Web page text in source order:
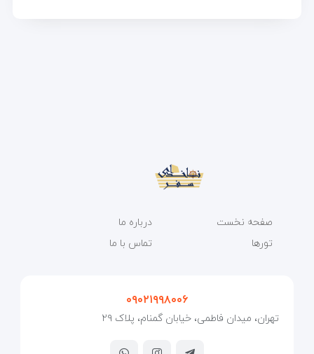
صفحه نخست
تورها
درباره ما
تماس با ما
۰۹۰۲۱۹۹۸۰۰۶
تهران، میدان فاطمی، خیابان گمنام، پلاک ۲۹